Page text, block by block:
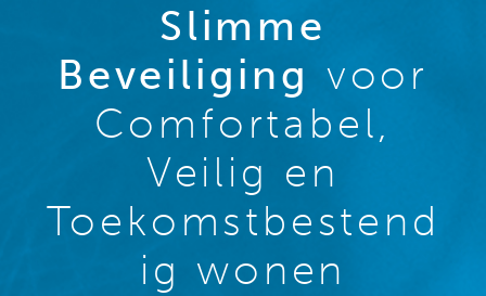
Slimme
Beveiliging voor
Comfortabel,
Veilig en
Toekomstbestend
ig wonen